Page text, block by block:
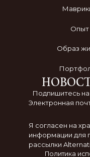
Опыт
Образ
Подпишитесь
Я согласен на
информации для
рассылки
Политика